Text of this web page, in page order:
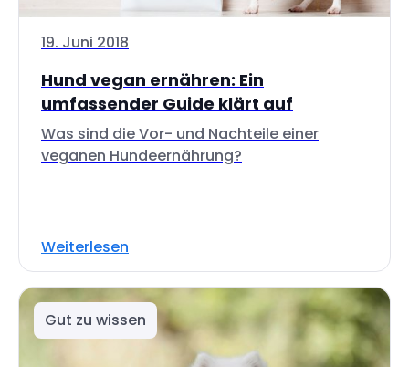
19. Juni 2018
Hund vegan ernähren: Ein
umfassender Guide klärt auf
Was sind die Vor- und Nachteile einer
veganen Hundeernährung?
Weiterlesen
Gut zu wissen